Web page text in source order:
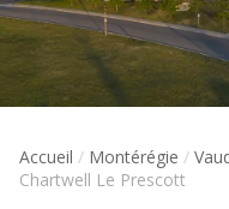
Accueil / Montérégie /
Chartwell Le Prescott